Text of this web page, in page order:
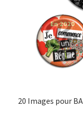
20 Images pour